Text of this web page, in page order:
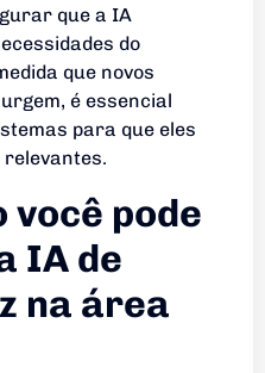
que a IA
do
que novos
é essencial
para que eles
relevantes.
você pode
IA de
na área